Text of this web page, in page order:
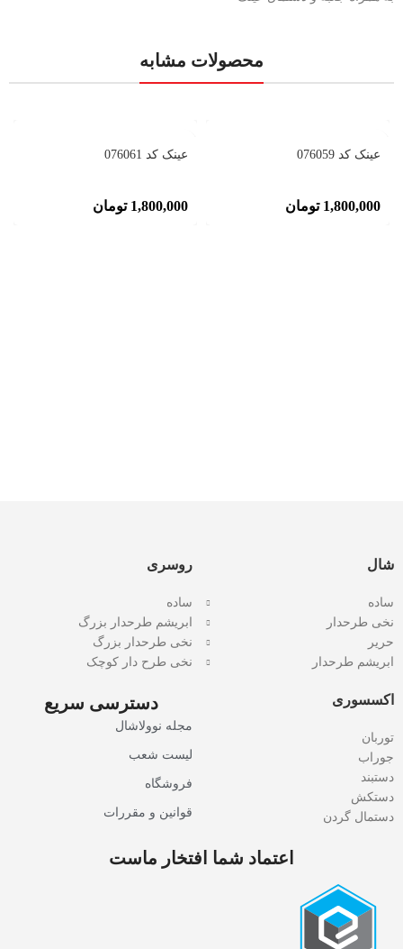
محصولات مشابه
عینک کد 076059
1,800,000 تومان
عینک کد 076061
1,800,000 تومان
شال
ساده
نخی طرحدار
حریر
ابریشم طرحدار
روسری
ساده
ابریشم طرحدار بزرگ
نخی طرحدار بزرگ
نخی طرح دار کوچک
اکسسوری
توربان
جوراب
دستبند
دستکش
دستمال گردن
دسترسی سریع
مجله نوولاشال
لیست شعب
فروشگاه
قوانین و مقررات
اعتماد شما افتخار ماست